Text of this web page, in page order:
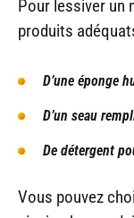
Pour lessiver un
produits
D’une éponge
D’un seau
De détergent
Vous pouvez